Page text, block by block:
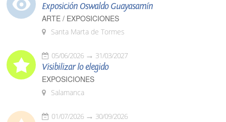
Exposición Oswaldo Guayasamín
ARTE / EXPOSICIONES
Santa Marta de Tormes
05/06/2026 31/03/2027
Visibilizar lo elegido
EXPOSICIONES
Salamanca
01/07/2026 30/09/2026